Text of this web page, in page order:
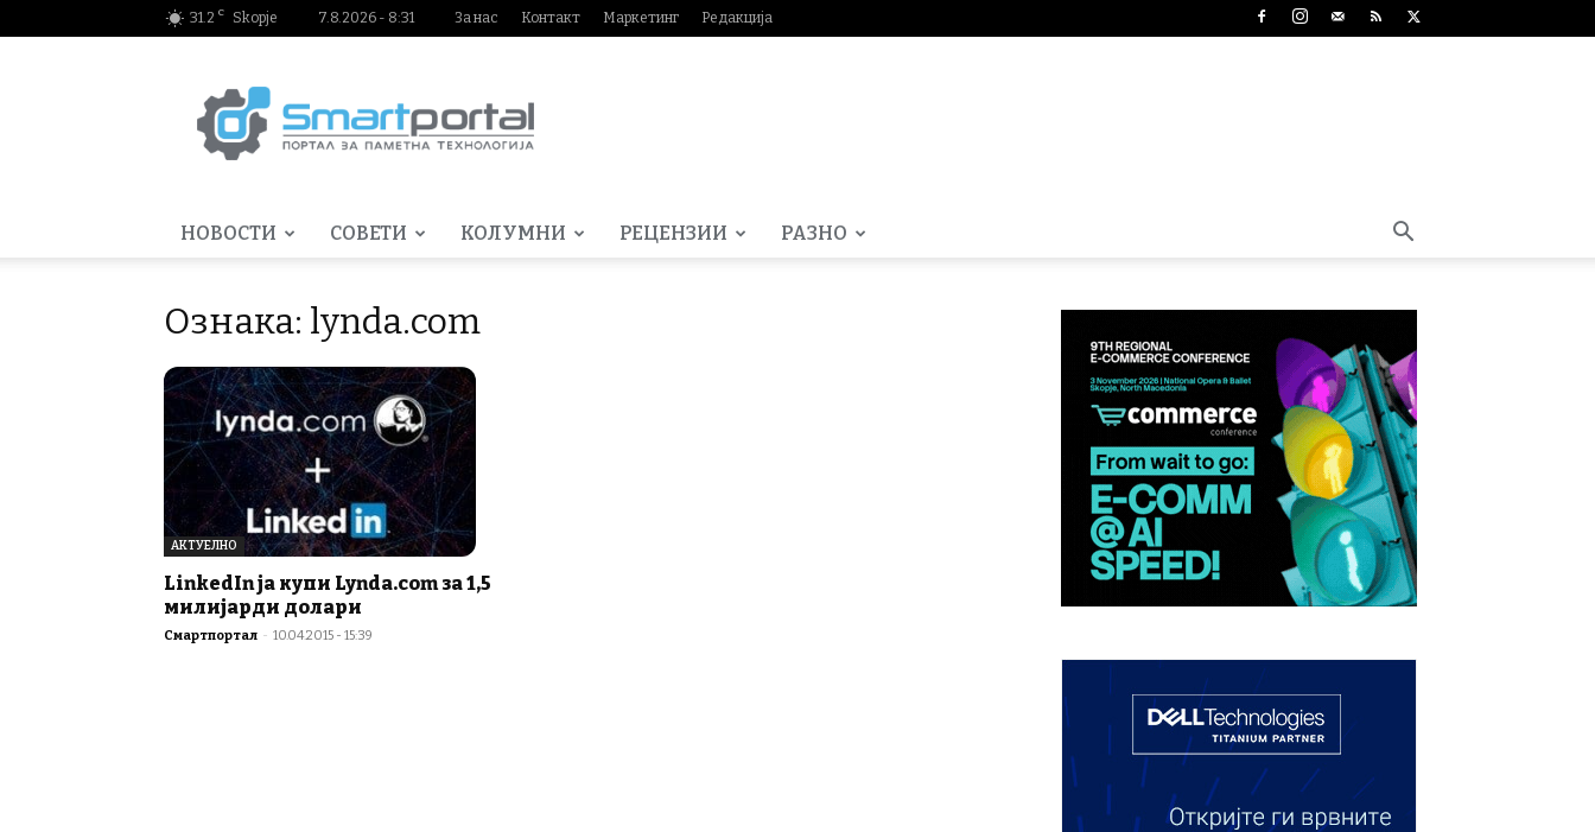
31.2 C Skopje 7.8.2026 - 8:31 За нас Контакт Маркетинг Редакција
НОВОСТИ СОВЕТИ КОЛУМНИ РЕЦЕНЗИИ РАЗНО
Ознака: lynda.com
АКТУЕЛНО
LinkedIn ја купи Lynda.com за 1,5
милијарди долари
Смартпортал - 10.04.2015 - 15:39